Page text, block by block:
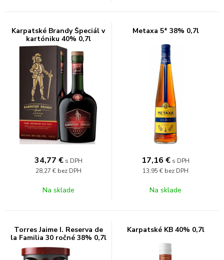
Karpatské Brandy Špeciál v
kartóniku 40% 0,7l
34,77 € s DPH
28,27 € bez DPH
Na sklade
Metaxa 5* 38% 0,7l
17,16 € s DPH
13,95 € bez DPH
Na sklade
Torres Jaime I. Reserva de
la Familia 30 ročné 38% 0,7l
Karpatské KB 40% 0,7l